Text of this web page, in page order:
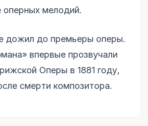
оперных мелодий.
дожил до премьеры оперы.
впервые прозвучали
Оперы в 1881 году,
смерти композитора.